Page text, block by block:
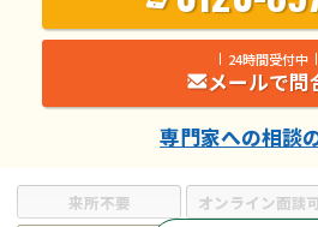
来所不要 オンライン面談
24時間受付中
メールで問
専門家への相談